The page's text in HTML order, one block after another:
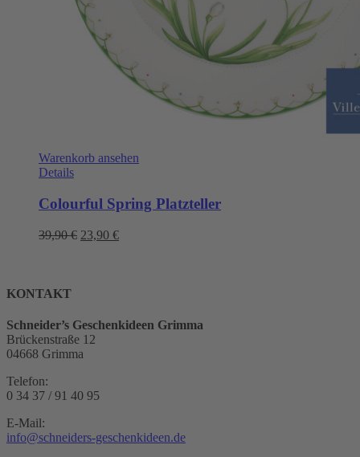
Warenkorb ansehen
Details
Colourful Spring Platzteller
39,90€ Ursprünglicher
23,90 €Aktueller
KONTAKT
Schneider’s Geschenkideen Grimma
Brückenstraße 12
04668 Grimma
Telefon:
0 34 37 / 91 40 95
E-Mail:
info@schneiders-geschenkideen.de